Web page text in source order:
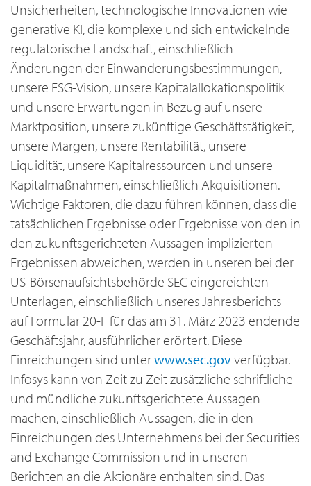
Unsicherheiten, technologische Innovationen wie
generative KI, die komplexe und sich entwickelnde
regulatorische Landschaft, einschließlich
Änderungen der Einwanderungsbestimmungen,
unsere ESG-Vision, unsere Kapitalallokationspolitik
und unsere Erwartungen in Bezug auf unsere
Marktposition, unsere zukünftige Geschäftstätigkeit,
unsere Margen, unsere Rentabilität, unsere
Liquidität, unsere Kapitalressourcen und unsere
Kapitalmaßnahmen, einschließlich Akquisitionen.
Wichtige Faktoren, die dazu führen können, dass die
tatsächlichen Ergebnisse oder Ergebnisse von den in
den zukunftsgerichteten Aussagen implizierten
Ergebnissen abweichen, werden in unseren bei der
US-Börsenaufsichtsbehörde SEC eingereichten
Unterlagen, einschließlich unseres Jahresberichts
auf Formular 20-F für das am 31. März 2023 endende
Geschäftsjahr, ausführlicher erörtert. Diese
Einreichungen sind unterwww.sec.govverfügbar.
Infosys kann von Zeit zu Zeit zusätzliche schriftliche
und mündliche zukunftsgerichtete Aussagen
machen, einschließlich Aussagen, die in den
Einreichungen des Unternehmens bei der Securities
and Exchange Commission und in unseren
Berichten an die Aktionäre enthalten sind. Das